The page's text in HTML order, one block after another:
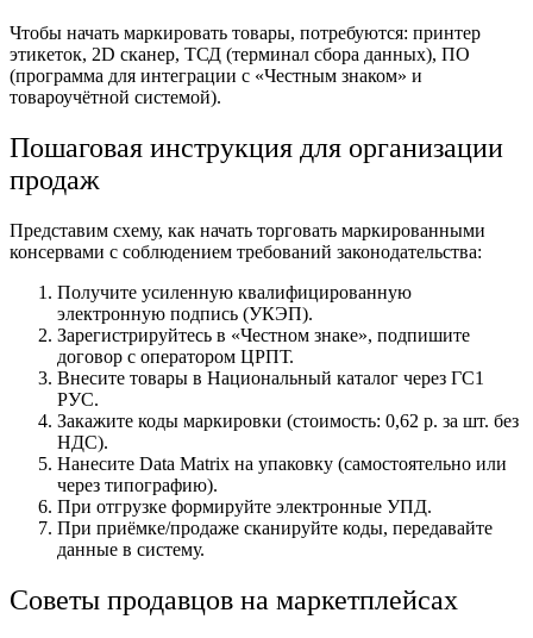
Чтобы начать маркировать товары, потребуются: принтер
этикеток, 2D сканер, ТСД (терминал сбора данных), ПО
(программа для интеграции с «Честным знаком» и
товароучётной системой).
Пошаговая инструкция для организации
продаж
Представим схему, как начать торговать маркированными
консервами с соблюдением требований законодательства:
Получите усиленную квалифицированную
электронную подпись (УКЭП).
Зарегистрируйтесь в «Честном знаке», подпишите
договор с оператором ЦРПТ.
Внесите товары в Национальный каталог через ГС1
РУС.
Закажите коды маркировки (стоимость: 0,62 р. за шт. без
НДС).
Нанесите Data Matrix на упаковку (самостоятельно или
через типографию).
При отгрузке формируйте электронные УПД.
При приёмке/продаже сканируйте коды, передавайте
данные в систему.
Советы продавцов на маркетплейсах